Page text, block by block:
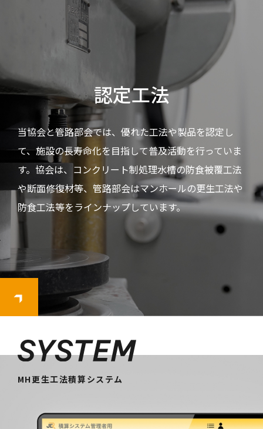
認定工法
当協会と管路部会では、優れた工法や製品を認定し
て、施設の長寿命化を目指して普及活動を行っていま
す。協会は、コンクリート制処理水槽の防食被覆工法
や断面修復材等、管路部会はマンホールの更生工法や
防食工法等をラインナップしています。
MH更生工法積算システム